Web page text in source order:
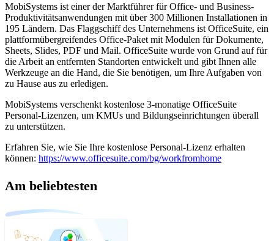
MobiSystems ist einer der Marktführer für Office- und Business-
Produktivitätsanwendungen mit über 300 Millionen Installationen in
195 Ländern. Das Flaggschiff des Unternehmens ist OfficeSuite, ein
plattformübergreifendes Office-Paket mit Modulen für Dokumente,
Sheets, Slides, PDF und Mail. OfficeSuite wurde von Grund auf für
die Arbeit an entfernten Standorten entwickelt und gibt Ihnen alle
Werkzeuge an die Hand, die Sie benötigen, um Ihre Aufgaben von
zu Hause aus zu erledigen.
MobiSystems verschenkt kostenlose 3-monatige OfficeSuite
Personal-Lizenzen, um KMUs und Bildungseinrichtungen überall
zu unterstützen.
Erfahren Sie, wie Sie Ihre kostenlose Personal-Lizenz erhalten
können: https://www.officesuite.com/bg/workfromhome
Am beliebtesten